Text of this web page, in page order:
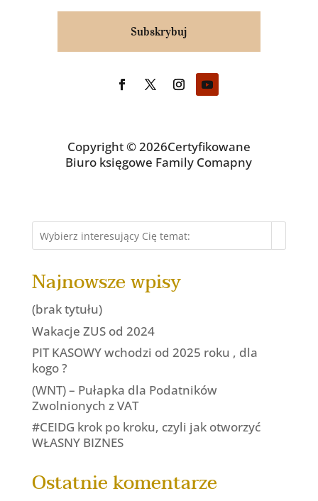
Subskrybuj
Copyright © 2026Certyfikowane
Biuro księgowe Family Comapny
Najnowsze wpisy
(brak tytułu)
Wakacje ZUS od 2024
PIT KASOWY wchodzi od 2025 roku , dla
kogo ?
(WNT) – Pułapka dla Podatników
Zwolnionych z VAT
#CEIDG krok po kroku, czyli jak otworzyć
WŁASNY BIZNES
Ostatnie komentarze